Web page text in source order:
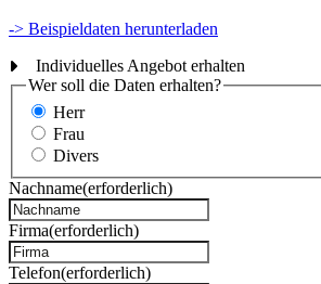
-> Beispieldaten herunterladen
Individuelles Angebot erhalten
Wer soll die Daten erhalten?
Herr
Frau
Divers
Nachname(erforderlich)
Firma(erforderlich)
Telefon(erforderlich)